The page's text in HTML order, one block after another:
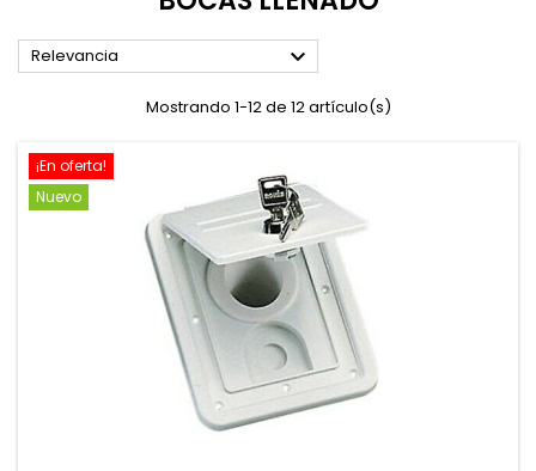
Relevancia 
Mostrando 1-12 de 12 artículo(s)
¡En oferta!
Nuevo